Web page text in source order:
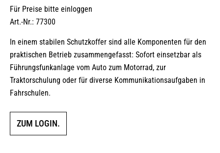
Für Preise bitte einloggen
Art.-Nr.: 77300
In einem stabilen Schutzkoffer sind alle Komponenten für den
praktischen Betrieb zusammengefasst: Sofort einsetzbar als
Führungsfunkanlage vom Auto zum Motorrad, zur
Traktorschulung oder für diverse Kommunikationsaufgaben in
Fahrschulen.
ZUM LOGIN.